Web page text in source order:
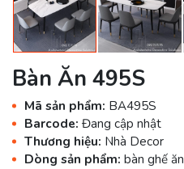
Bàn Ăn 495S
Mã sản phẩm: BA495S
Barcode: Đang cập nhật
Thương hiệu: Nhà Decor
Dòng sản phẩm: bàn ghế ăn